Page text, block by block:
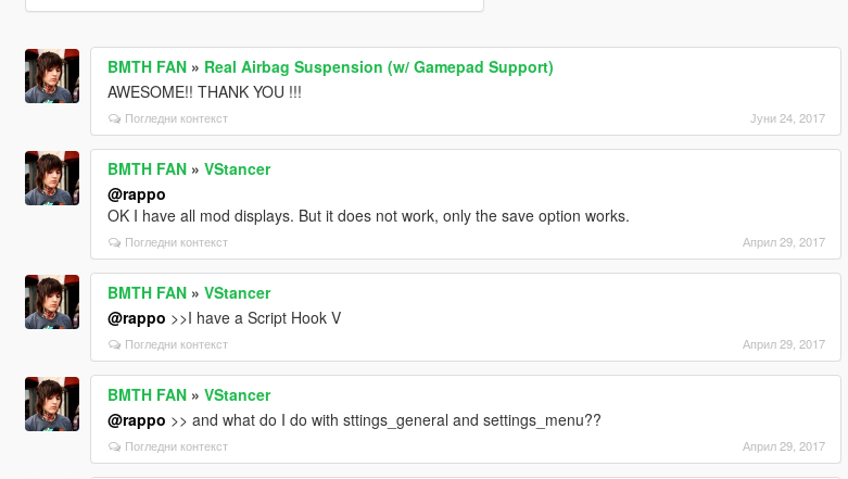
BMTH FAN» Real Airbag Suspension (w/ Gamepad Support)
AWESOME!! THANK YOU !!!
Погледни контекст Јуни 24, 2017
BMTH FAN» VStancer
@rappo
OK I have all mod displays. But it does not work, only the save option works.
Погледни контекст Април 29, 2017
BMTH FAN» VStancer
@rappo >>I have a Script Hook V
Погледни контекст Април 29, 2017
BMTH FAN» VStancer
@rappo >> and what do I do with sttings_general and settings_menu??
Погледни контекст Април 29, 2017